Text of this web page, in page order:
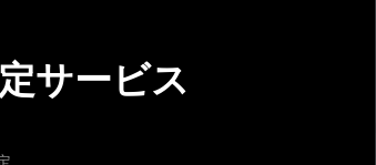
サービス